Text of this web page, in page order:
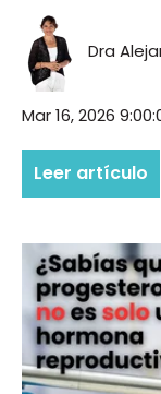
Dra
Mar 16, 2026
Leer artículo